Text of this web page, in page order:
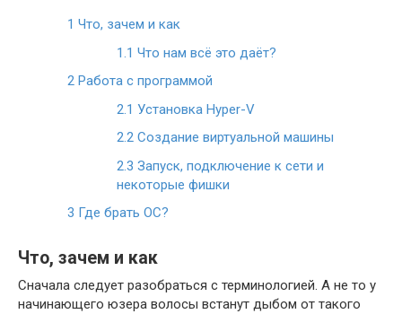
1 Что, зачем и как
1.1 Что нам всё это даёт?
2 Работа с программой
2.1 Установка Hyper-V
2.2 Создание виртуальной машины
2.3 Запуск, подключение к сети и
некоторые фишки
3 Где брать ОС?
Что, зачем и как
Сначала следует разобраться с терминологией. А не то у
начинающего юзера волосы встанут дыбом от такого